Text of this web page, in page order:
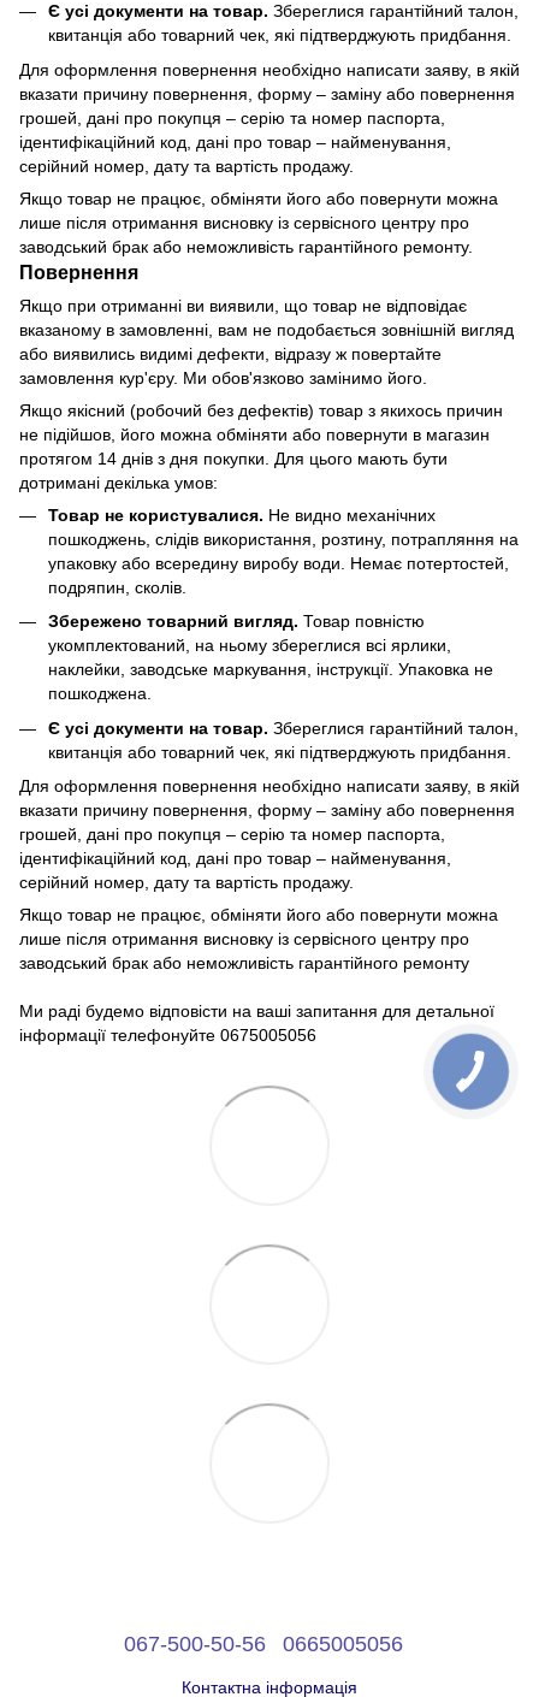
Є усі документи на товар. Збереглися гарантійний талон,
квитанція або товарний чек, які підтверджують придбання.
Для оформлення повернення необхідно написати заяву, в якій
вказати причину повернення, форму – заміну або повернення
грошей, дані про покупця – серію та номер паспорта,
ідентифікаційний код, дані про товар – найменування,
серійний номер, дату та вартість продажу.
Якщо товар не працює, обміняти його або повернути можна
лише після отримання висновку із сервісного центру про
заводський брак або неможливість гарантійного ремонту.
Повернення
Якщо при отриманні ви виявили, що товар не відповідає
вказаному в замовленні, вам не подобається зовнішній вигляд
або виявились видимі дефекти, відразу ж повертайте
замовлення кур'єру. Ми обов'язково замінимо його.
Якщо якісний (робочий без дефектів) товар з якихось причин
не підійшов, його можна обміняти або повернути в магазин
протягом 14 днів з дня покупки. Для цього мають бути
дотримані декілька умов:
Товар не користувалися. Не видно механічних
пошкоджень, слідів використання, розтину, потрапляння на
упаковку або всередину виробу води. Немає потертостей,
подряпин, сколів.
Збережено товарний вигляд. Товар повністю
укомплектований, на ньому збереглися всі ярлики,
наклейки, заводське маркування, інструкції. Упаковка не
пошкоджена.
Є усі документи на товар. Збереглися гарантійний талон,
квитанція або товарний чек, які підтверджують придбання.
Для оформлення повернення необхідно написати заяву, в якій
вказати причину повернення, форму – заміну або повернення
грошей, дані про покупця – серію та номер паспорта,
ідентифікаційний код, дані про товар – найменування,
серійний номер, дату та вартість продажу.
Якщо товар не працює, обміняти його або повернути можна
лише після отримання висновку із сервісного центру про
заводський брак або неможливість гарантійного ремонту
Ми раді будемо відповісти на ваші запитання для детальної
інформації телефонуйте 0675005056
067-500-50-56 0665005056
Контактна інформація